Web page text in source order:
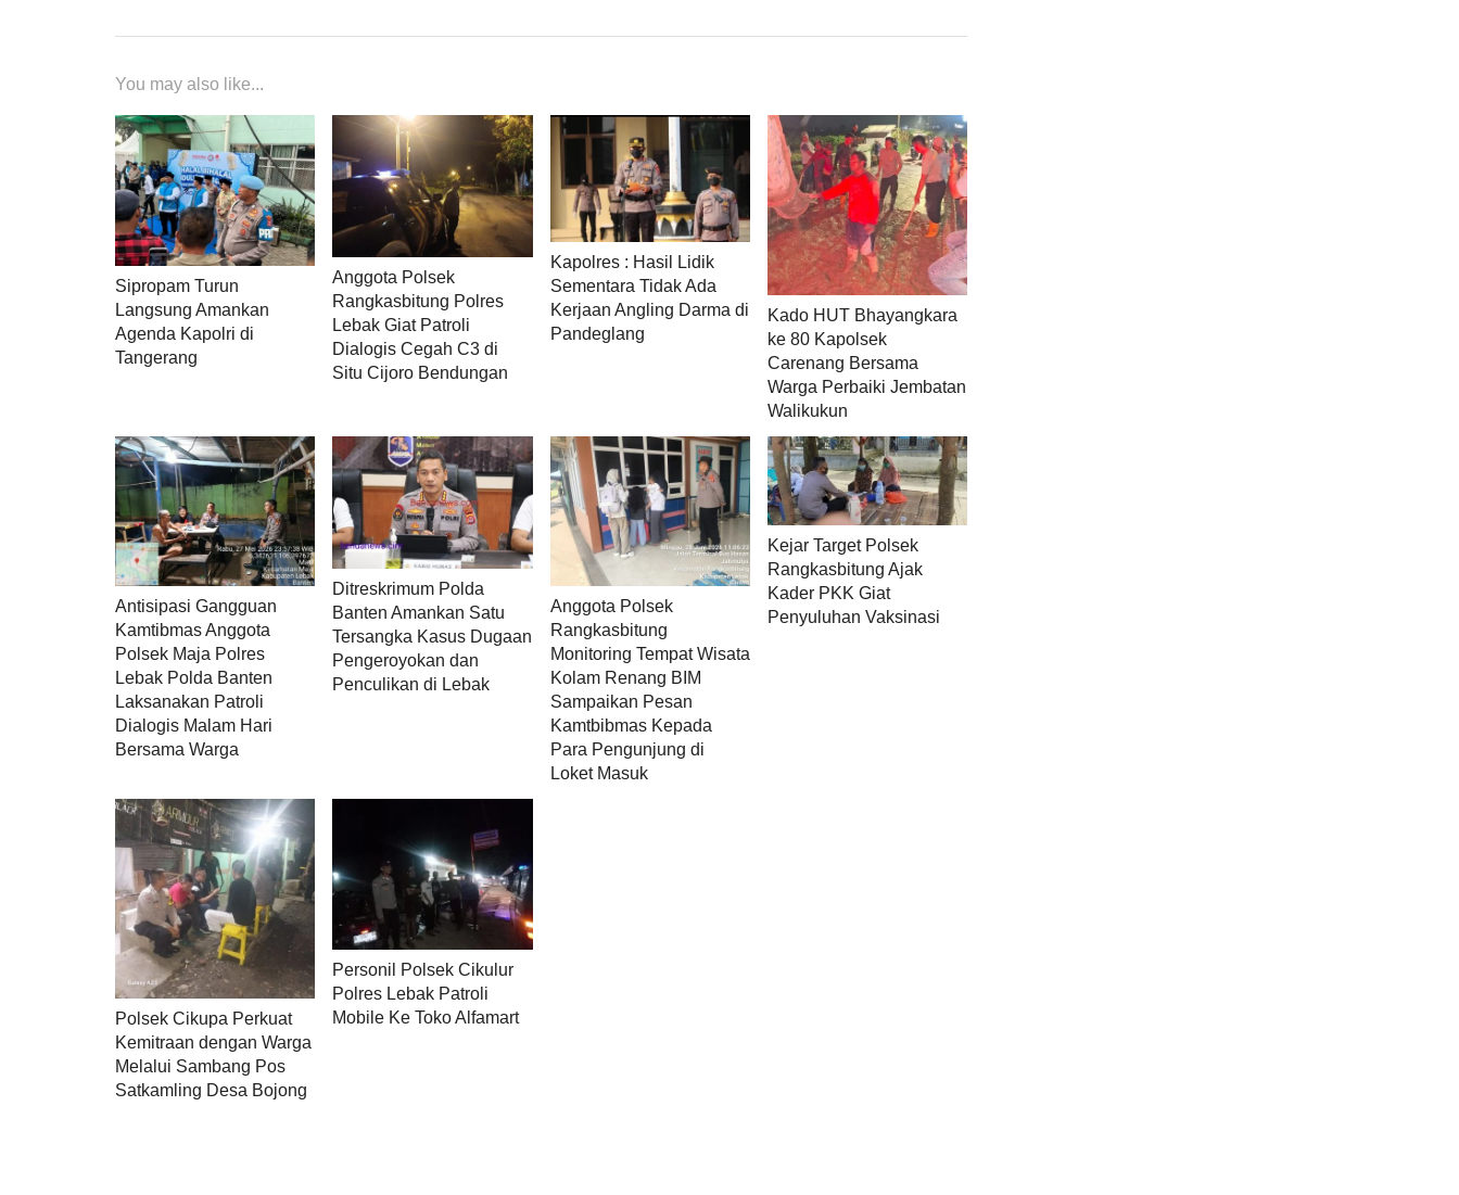
You may also like...
Sipropam Turun
Langsung Amankan
Agenda Kapolri di
Tangerang
Anggota Polsek
Rangkasbitung Polres
Lebak Giat Patroli
Dialogis Cegah C3 di
Situ Cijoro Bendungan
Kapolres : Hasil Lidik
Sementara Tidak Ada
Kerjaan Angling Darma di
Pandeglang
Kado HUT Bhayangkara
ke 80 Kapolsek
Carenang Bersama
Warga Perbaiki Jembatan
Walikukun
Antisipasi Gangguan
Kamtibmas Anggota
Polsek Maja Polres
Lebak Polda Banten
Laksanakan Patroli
Dialogis Malam Hari
Bersama Warga
Ditreskrimum Polda
Banten Amankan Satu
Tersangka Kasus Dugaan
Pengeroyokan dan
Penculikan di Lebak
Anggota Polsek
Rangkasbitung
Monitoring Tempat Wisata
Kolam Renang BIM
Sampaikan Pesan
Kamtbibmas Kepada
Para Pengunjung di
Loket Masuk
Kejar Target Polsek
Rangkasbitung Ajak
Kader PKK Giat
Penyuluhan Vaksinasi
Polsek Cikupa Perkuat
Kemitraan dengan Warga
Melalui Sambang Pos
Satkamling Desa Bojong
Personil Polsek Cikulur
Polres Lebak Patroli
Mobile Ke Toko Alfamart